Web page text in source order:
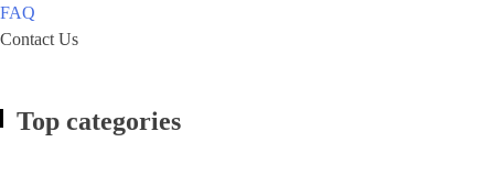
FAQ
Contact Us
Top categories